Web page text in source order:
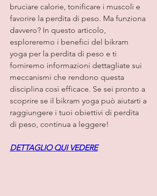
bruciare calorie, tonificare i muscoli e
favorire la perdita di peso. Ma funziona
davvero? In questo articolo,
esploreremo i benefici del bikram
yoga per la perdita di peso e ti
forniremo informazioni dettagliate sui
meccanismi che rendono questa
disciplina così efficace. Se sei pronto a
scoprire se il bikram yoga può aiutarti a
raggiungere i tuoi obiettivi di perdita
di peso, continua a leggere!
DETTAGLIO QUI VEDERE